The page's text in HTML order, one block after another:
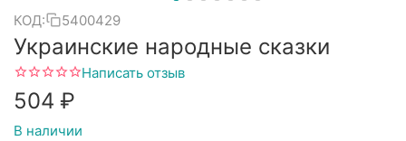
КОД: 5400429
Украинские народные сказки
Написать отзыв
‍504‍ ₽
В наличии